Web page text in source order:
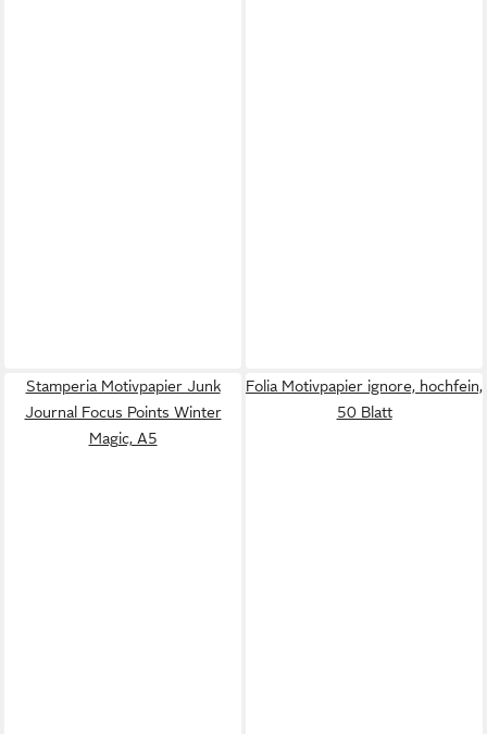
Stamperia Motivpapier Junk
Journal Focus Points Winter
Magic, A5
Folia Motivpapier ignore, hochfein,
50 Blatt